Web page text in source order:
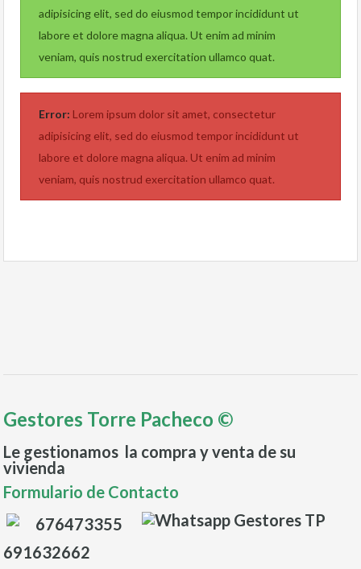
adipisicing elit, sed do eiusmod tempor incididunt ut
labore et dolore magna aliqua. Ut enim ad minim
veniam, quis nostrud exercitation ullamco quat.
Error: Lorem ipsum dolor sit amet, consectetur
adipisicing elit, sed do eiusmod tempor incididunt ut
labore et dolore magna aliqua. Ut enim ad minim
veniam, quis nostrud exercitation ullamco quat.
Gestores Torre Pacheco ©
Le gestionamos la compra y venta de su
vivienda
Formulario de Contacto
676473355
691632662